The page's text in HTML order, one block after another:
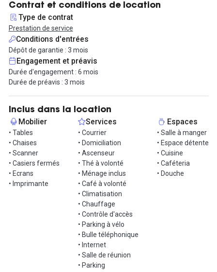
style vintage inspirées par le métro de la ville, créent un
environnement de travail stimulant. Profitez de l'accès à tous les
services et espaces communs, avec une isolation sonore de
qualité. Cette offre flexible permet également la personnalisation
de l'espace selon vos besoins spécifiques.
Les avantages sont nombreux : idéalement situé dans le quartier
dynamique de Pigalle, ce lieu offre six étages d'espaces de travail
flexibles, favorisant la collaboration. L'atrium central au rez-de-
chaussée se profile comme un centre communautaire, offrant un
lieu de rassemblement unique. À proximité, vous trouverez une
variété de restaurants, bars, hôtels et le célèbre cabaret Le
Moulin Rouge, enrichissant ainsi votre expérience professionnelle
et sociale. L'accessibilité est optimale avec cinq stations de métro
à distance de marche, simplifiant vos déplacements. En outre,
l'expérience membre est améliorée grâce à des services tout
inclus, garantissant un environnement de travail exceptionnel.
Offrez à votre équipe un environnement de travail inspirant au
sein d'un bâtiment historique rénové, où l'histoire rencontre la
modernité. Profitez d'une communauté dynamique, d'une
conception intérieure exceptionnelle, et d'une localisation
stratégique au cœur de Paris.
Contactez-nous dès maintenant pour planifier une visite !
Contrat et conditions de location
Type de contrat
Prestation de service
Conditions d'entrées
Dépôt de garantie : 3 mois
Engagement et préavis
Durée d'engagement : 6 mois
Durée de préavis : 3 mois
Inclus dans la location
Mobilier
• Tables
• Chaises
• Scanner
• Casiers fermés
• Ecrans
• Imprimante
Services
• Courrier
• Domiciliation
• Ascenseur
• Thé à volonté
• Ménage inclus
• Café à volonté
• Climatisation
• Chauffage
• Contrôle d'accès
• Parking à vélo
• Bulle téléphonique
• Internet
• Salle de réunion
• Parking
Espaces
• Salle à manger
• Espace détente
• Cuisine
• Caféteria
• Douche